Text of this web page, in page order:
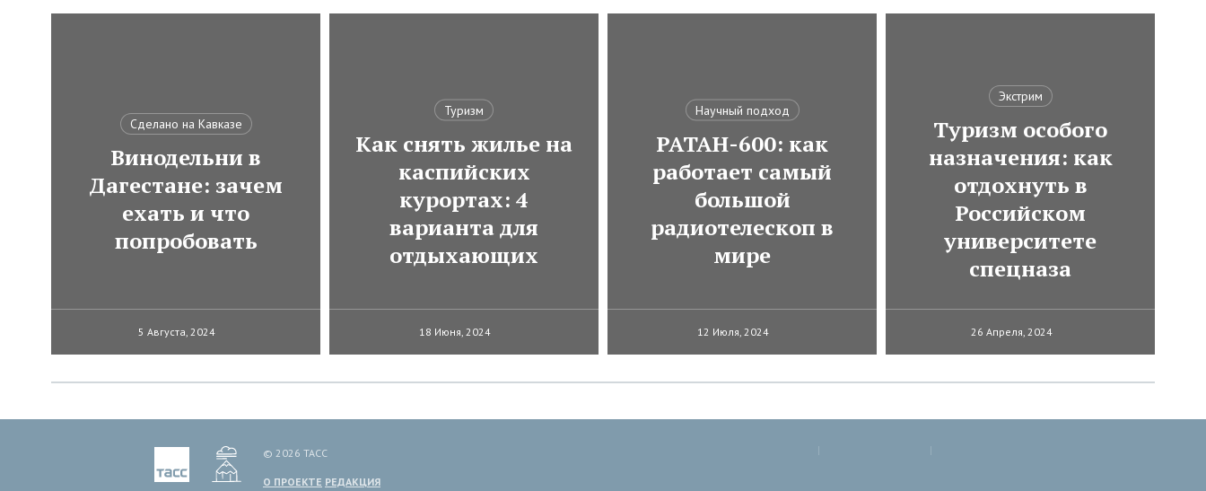
Сделано на Кавказе
Винодельни в
Дагестане: зачем
ехать и что
попробовать
5 Августа, 2024
Туризм
Как снять жилье на
каспийских
курортах: 4
варианта для
отдыхающих
18 Июня, 2024
Научный подход
РАТАН-600: как
работает самый
большой
радиотелескоп в
мире
12 Июля, 2024
Экстрим
Туризм особого
назначения: как
отдохнуть в
Российском
университете
спецназа
26 Апреля, 2024
© 2026 ТАСС
О ПРОЕКТЕ РЕДАКЦИЯ